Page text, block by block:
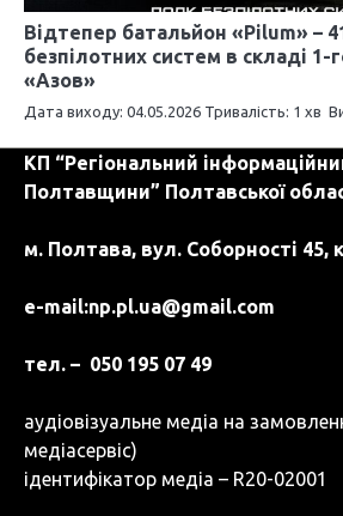
Відтепер батальйон «Pilum» –
безпілотних систем в складі 1-
«Азов»
Дата виходу: 04.05.2026 Тривалість: 1 хв
КП “Регіональний
Полтавщини” Полтавської
м. Полтава, вул. Соборності 45,
e-mail:np.pl.ua@gmail.com
тел. – 050 195 07 49
аудіовізуальне медіа на
медіасервіс)
ідентифікатор медіа – R20-02001